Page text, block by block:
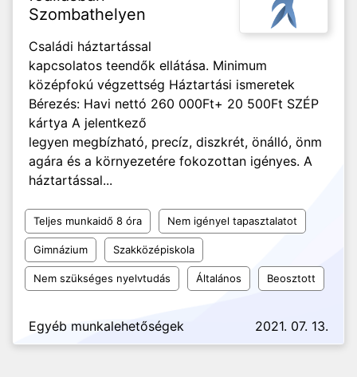
Szombathelyen
Családi háztartással
kapcsolatos teendők ellátása. Minimum
középfokú végzettség Háztartási ismeretek
Bérezés: Havi nettó 260 000Ft+ 20 500Ft SZÉP
kártya A jelentkező
legyen megbízható, precíz, diszkrét, önálló, önm
agára és a környezetére fokozottan igényes. A
háztartással...
Teljes munkaidő 8 óra Nem igényel tapasztalatot
Gimnázium Szakközépiskola
Nem szükséges nyelvtudás Általános Beosztott
Egyéb munkalehetőségek 2021. 07. 13.